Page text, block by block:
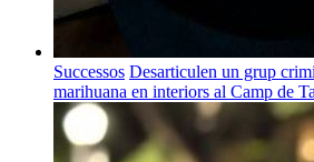
Successos Desarticulen un grup
marihuana en interiors al Camp de